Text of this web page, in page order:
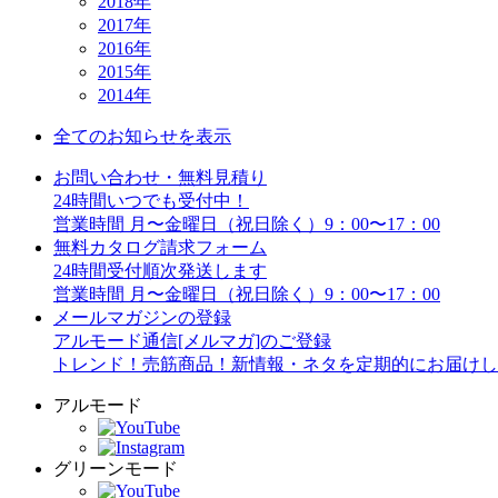
2017年
2016年
2015年
2014年
全てのお知らせを表示
お問い合わせ・無料見積り
24時間いつでも受付中！
営業時間 月〜金曜日（祝日除く）9：00〜17：00
無料カタログ請求フォーム
24時間受付順次発送します
営業時間 月〜金曜日（祝日除く）9：00〜17：00
メールマガジンの登録
アルモード通信[メルマガ]のご登録
トレンド！売筋商品！新情報・ネタを定期的にお届け
アルモード
グリーンモード